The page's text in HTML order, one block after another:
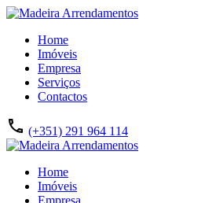
Home
Imóveis
Empresa
Serviços
Contactos
(+351) 291 964 114
Home
Imóveis
Empresa